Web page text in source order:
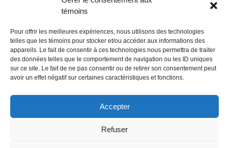
témoins
Pour offrir les meilleures expériences, nous utilisons des technologies
telles que les témoins pour stocker et/ou accéder aux informations des
appareils. Le fait de consentir à ces technologies nous permettra de traiter
des données telles que le comportement de navigation ou les ID uniques
sur ce site. Le fait de ne pas consentir ou de retirer son consentement peut
avoir un effet négatif sur certaines caractéristiques et fonctions.
Accepter
Refuser
POLITIQUE CONFIDENTIALITÉES
Politique de témoins (CA)